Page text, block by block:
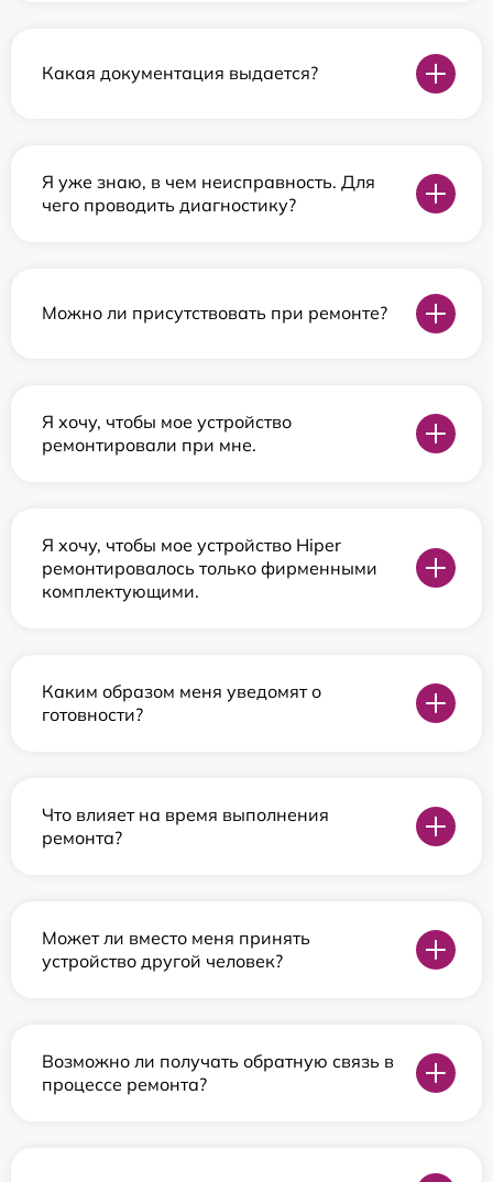
Какая документация выдается?
Я уже знаю, в чем неисправность. Для
чего проводить диагностику?
Можно ли присутствовать при ремонте?
Я хочу, чтобы мое устройство
ремонтировали при мне.
Я хочу, чтобы мое устройство Hiper
ремонтировалось только фирменными
комплектующими.
Каким образом меня уведомят о
готовности?
Что влияет на время выполнения
ремонта?
Может ли вместо меня принять
устройство другой человек?
Возможно ли получать обратную связь в
процессе ремонта?